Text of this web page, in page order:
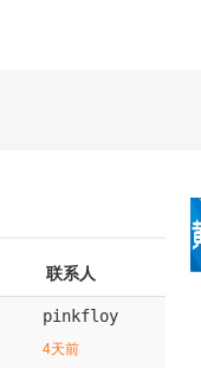
联系人
pinkfloy
4天前